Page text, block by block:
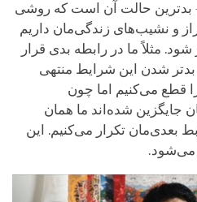
بدترین حالت آن است که روشی
و نشیب‌های زندگی‌مان داریم
مثلاً ما در رابطه بدی قرار
بدتر شدن این شرایط منتهی
قطع می‌کنیم اما چون
جایگزین شده‌اند ما همان
بعدی‌مان تکرار می‌کنیم. این
می‌شود.